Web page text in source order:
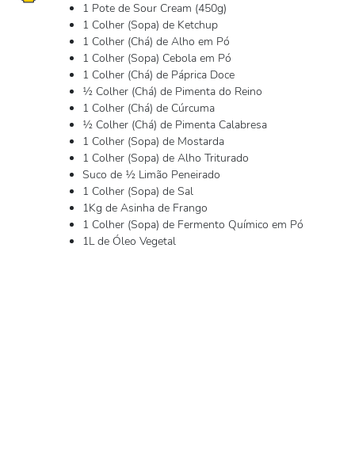
1 Pote de Sour Cream (450g)
1 Colher (Sopa) de Ketchup
1 Colher (Chá) de Alho em Pó
1 Colher (Sopa) Cebola em Pó
1 Colher (Chá) de Páprica Doce
½ Colher (Chá) de Pimenta do Reino
1 Colher (Chá) de Cúrcuma
½ Colher (Chá) de Pimenta Calabresa
1 Colher (Sopa) de Mostarda
1 Colher (Sopa) de Alho Triturado
Suco de ½ Limão Peneirado
1 Colher (Sopa) de Sal
1Kg de Asinha de Frango
1 Colher (Sopa) de Fermento Químico em Pó
1L de Óleo Vegetal